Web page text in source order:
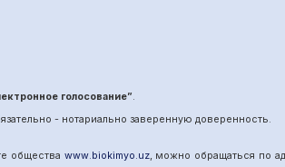
голосование”.
- нотариально заверенную доверенность.
общества www.biokimyo.uz, можно обращаться по